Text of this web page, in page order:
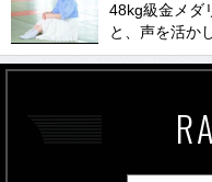
48kg級金メダ
と、声を活か